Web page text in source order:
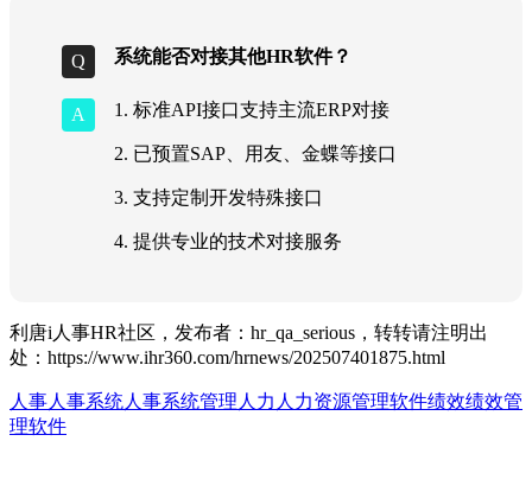
系统能否对接其他HR软件？
1. 标准API接口支持主流ERP对接
2. 已预置SAP、用友、金蝶等接口
3. 支持定制开发特殊接口
4. 提供专业的技术对接服务
利唐i人事HR社区，发布者：hr_qa_serious，转转请注明出
处： https://www.ihr360.com/hrnews/202507401875.html
人事人事系统人事系统管理 人力 人力资源管理软件绩效绩效管
理软件